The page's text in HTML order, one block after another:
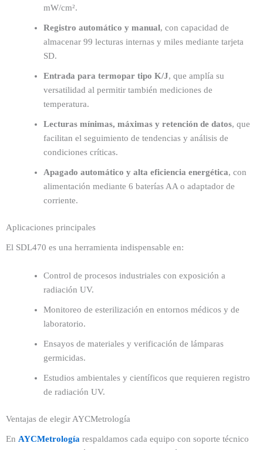
mW/cm².
Registro automático y manual, con capacidad de
almacenar 99 lecturas internas y miles mediante tarjeta
SD.
Entrada para termopar tipo K/J, que amplía su
versatilidad al permitir también mediciones de
temperatura.
Lecturas mínimas, máximas y retención de datos, que
facilitan el seguimiento de tendencias y análisis de
condiciones críticas.
Apagado automático y alta eficiencia energética, con
alimentación mediante 6 baterías AA o adaptador de
corriente.
Aplicaciones principales
El SDL470 es una herramienta indispensable en:
Control de procesos industriales con exposición a
radiación UV.
Monitoreo de esterilización en entornos médicos y de
laboratorio.
Ensayos de materiales y verificación de lámparas
germicidas.
Estudios ambientales y científicos que requieren registro
de radiación UV.
Ventajas de elegir AYCMetrología
En AYCMetrología respaldamos cada equipo con soporte técnico